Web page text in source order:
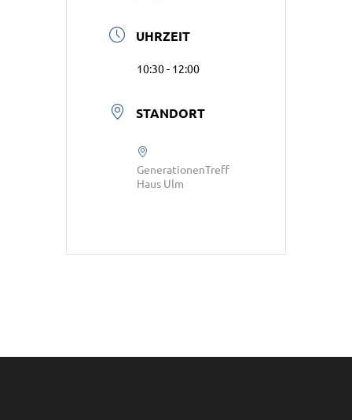
UHRZEIT
10:30 - 12:00
STANDORT
GenerationenTreff
Haus Ulm